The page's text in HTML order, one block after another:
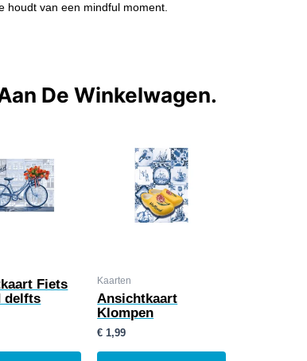
houdt van een mindful moment.
De Winkelwagen.
Fiets
delfts
Kaarten
Ansichtkaart
Klompen
€ 1,99